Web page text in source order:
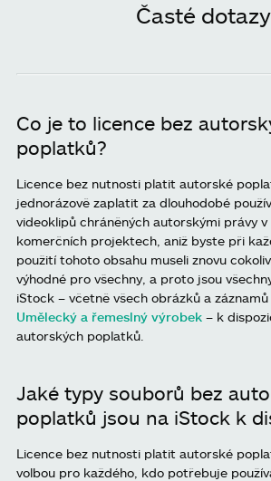
Časté dotazy
Co je to licence bez
poplatků?
Licence bez nutnosti platit autorské
jednorázově zaplatit za dlouhodobé
videoklipů chráněných autorskými právy v
komerčních projektech, aniž byste při
použití tohoto obsahu museli znovu
výhodné pro všechny, a proto jsou
iStock – včetně všech obrázků a záznamů
Umělecký a řemeslný výrobek – k
autorských poplatků.
Jaké typy souborů bez
poplatků jsou na iStock k
Licence bez nutnosti platit autorské
volbou pro každého, kdo potřebuje